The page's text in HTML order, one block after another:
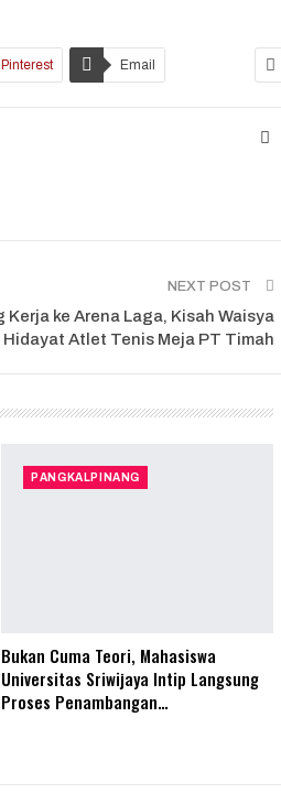
Pinterest Email
NEXT POST
Kerja ke Arena Laga, Kisah Waisya
Hidayat Atlet Tenis Meja PT Timah
PANGKALPINANG
Bukan Cuma Teori, Mahasiswa
Universitas Sriwijaya Intip Langsung
Proses Penambangan…